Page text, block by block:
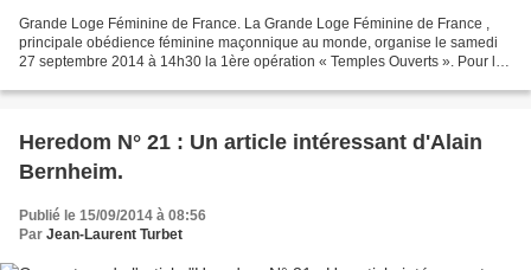
Grande Loge Féminine de France. La Grande Loge Féminine de France ,
principale obédience féminine maçonnique au monde, organise le samedi
27 septembre 2014 à 14h30 la 1ère opération « Temples Ouverts ». Pour la
Heredom N° 21 : Un article intéressant d'Alain
Bernheim.
Publié le 15/09/2014 à 08:56
Par Jean-Laurent Turbet